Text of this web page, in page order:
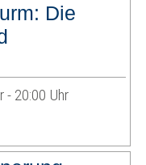
Die
- 20:00 Uhr